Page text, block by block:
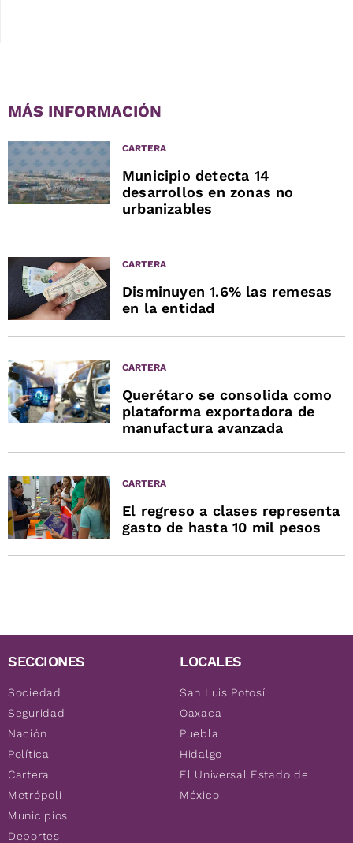
MÁS INFORMACIÓN
CARTERA
Municipio detecta 14
desarrollos en zonas no
urbanizables
CARTERA
Disminuyen 1.6% las remesas
en la entidad
CARTERA
Querétaro se consolida como
plataforma exportadora de
manufactura avanzada
CARTERA
El regreso a clases representa
gasto de hasta 10 mil pesos
SECCIONES
Sociedad
Seguridad
Nación
Política
Cartera
Metrópoli
Municipios
Deportes
LOCALES
San Luis Potosí
Oaxaca
Puebla
Hidalgo
El Universal Estado de
México